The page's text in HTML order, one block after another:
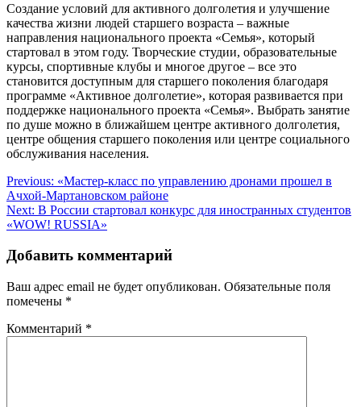
Создание условий для активного долголетия и улучшение
качества жизни людей старшего возраста – важные
направления национального проекта «Семья», который
стартовал в этом году. Творческие студии, образовательные
курсы, спортивные клубы и многое другое – все это
становится доступным для старшего поколения благодаря
программе «Активное долголетие», которая развивается при
поддержке национального проекта «Семья». Выбрать занятие
по душе можно в ближайшем центре активного долголетия,
центре общения старшего поколения или центре социального
обслуживания населения.
Навигация
по
записям
Previous: «Мастер-класс по управлению дронами прошел в
Ачхой-Мартановском районе
Next: В России стартовал конкурс для иностранных студентов
«WOW! RUSSIA»
Добавить комментарий
Ваш адрес email не будет опубликован. Обязательные поля
помечены *
Комментарий *